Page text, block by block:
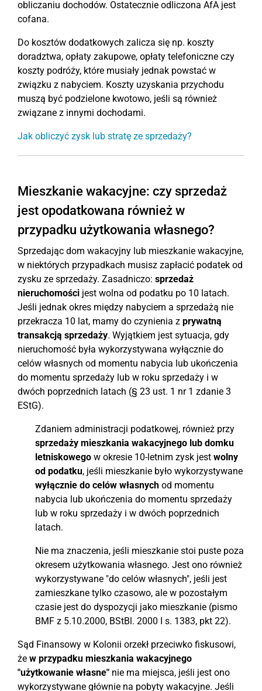
obliczaniu dochodów. Ostatecznie odliczona AfA jest
cofana.
Do kosztów dodatkowych zalicza się np. koszty
doradztwa, opłaty zakupowe, opłaty telefoniczne czy
koszty podróży, które musiały jednak powstać w
związku z nabyciem. Koszty uzyskania przychodu
muszą być podzielone kwotowo, jeśli są również
związane z innymi dochodami.
Jak obliczyć zysk lub stratę ze sprzedaży?
Mieszkanie wakacyjne: czy sprzedaż
jest opodatkowana również w
przypadku użytkowania własnego?
Sprzedając dom wakacyjny lub mieszkanie wakacyjne,
w niektórych przypadkach musisz zapłacić podatek od
zysku ze sprzedaży. Zasadniczo: sprzedaż
nieruchomości jest wolna od podatku po 10 latach.
Jeśli jednak okres między nabyciem a sprzedażą nie
przekracza 10 lat, mamy do czynienia z prywatną
transakcją sprzedaży. Wyjątkiem jest sytuacja, gdy
nieruchomość była wykorzystywana wyłącznie do
celów własnych od momentu nabycia lub ukończenia
do momentu sprzedaży lub w roku sprzedaży i w
dwóch poprzednich latach (§ 23 ust. 1 nr 1 zdanie 3
EStG).
Zdaniem administracji podatkowej, również przy
sprzedaży mieszkania wakacyjnego lub domku
letniskowego w okresie 10-letnim zysk jest wolny
od podatku, jeśli mieszkanie było wykorzystywane
wyłącznie do celów własnych od momentu
nabycia lub ukończenia do momentu sprzedaży
lub w roku sprzedaży i w dwóch poprzednich
latach.
Nie ma znaczenia, jeśli mieszkanie stoi puste poza
okresem użytkowania własnego. Jest ono również
wykorzystywane "do celów własnych", jeśli jest
zamieszkane tylko czasowo, ale w pozostałym
czasie jest do dyspozycji jako mieszkanie (pismo
BMF z 5.10.2000, BStBl. 2000 I s. 1383, pkt 22).
Sąd Finansowy w Kolonii orzekł przeciwko fiskusowi,
że w przypadku mieszkania wakacyjnego
"użytkowanie własne" nie ma miejsca, jeśli jest ono
wykorzystywane głównie na pobyty wakacyjne. Jeśli